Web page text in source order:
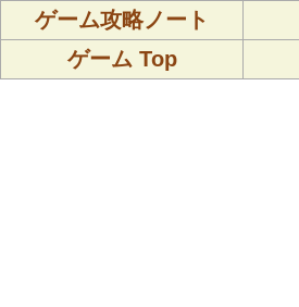
ゲーム攻略ノート
ゲーム Top